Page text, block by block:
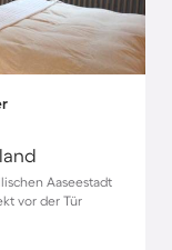
Aaseestadt
vor der Tür